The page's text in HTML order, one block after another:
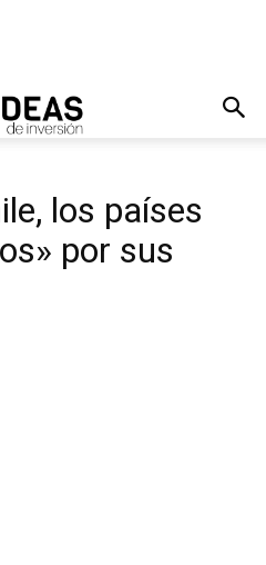
los países
por sus